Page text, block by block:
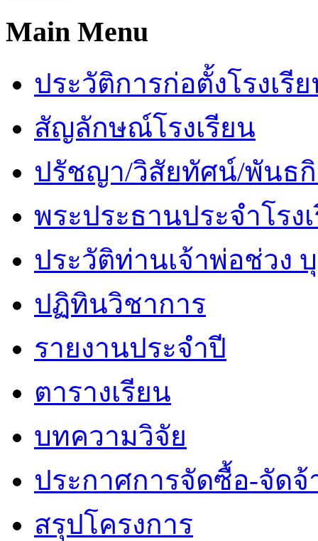
Main Menu
ประวัติการก่อตั้งโรงเรี
สัญลักษณ์โรงเรียน
ปรัชญา/วิสัยทัศน์/พันธ
พระประธานประจำโรง
ประวัติท่านเจ้าพ่อช่วง
ปฏิทินวิชาการ
รายงานประจำปี
ตารางเรียน
บทความวิจัย
ประกาศการจัดซื้อ-จัดจ้
สรุปโครงการ